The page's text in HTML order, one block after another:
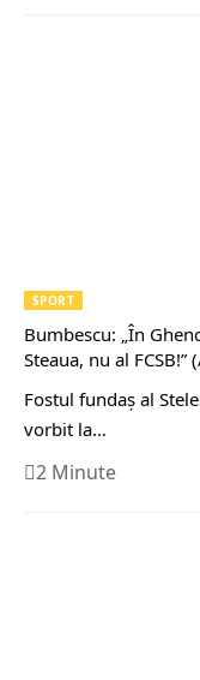
SPORT
Bumbescu: „În
Steaua, nu al FCSB!”
Fostul fundaș al
vorbit la…
2 Minute